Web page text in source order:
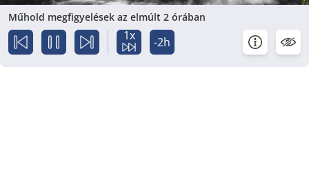
Műhold megfigyelések az elmúlt 2 órában
1x -2h